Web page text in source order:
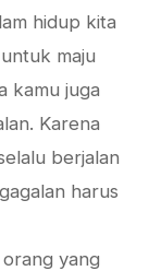
hidup kita
maju
kamu juga
Karena
berjalan
harus
yang